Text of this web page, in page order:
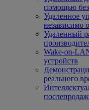
помощью
Удаленное
независимо
Удаленный
Wake-on-
устройств
реального